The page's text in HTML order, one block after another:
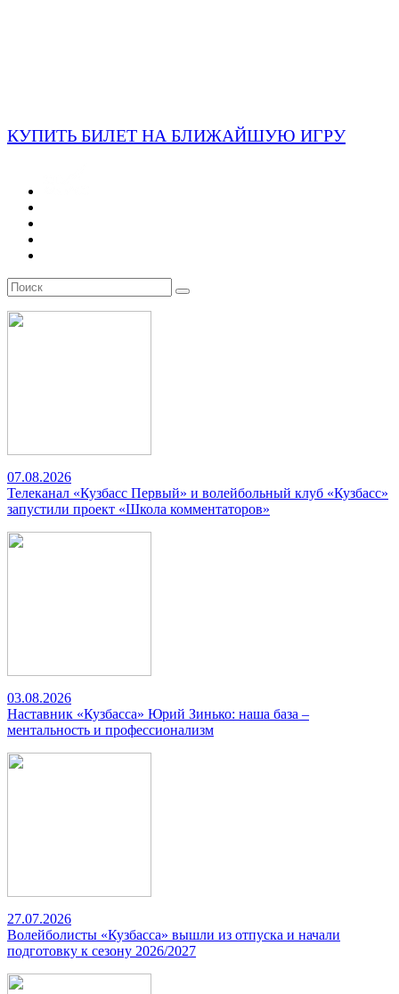
КУПИТЬ БИЛЕТ НА БЛИЖАЙШУЮ ИГРУ
07.08.2026
Телеканал «Кузбасс Первый» и волейбольный клуб «Кузбасс»
запустили проект «Школа комментаторов»
03.08.2026
Наставник «Кузбасса» Юрий Зинько: наша база –
ментальность и профессионализм
27.07.2026
Волейболисты «Кузбасса» вышли из отпуска и начали
подготовку к сезону 2026/2027